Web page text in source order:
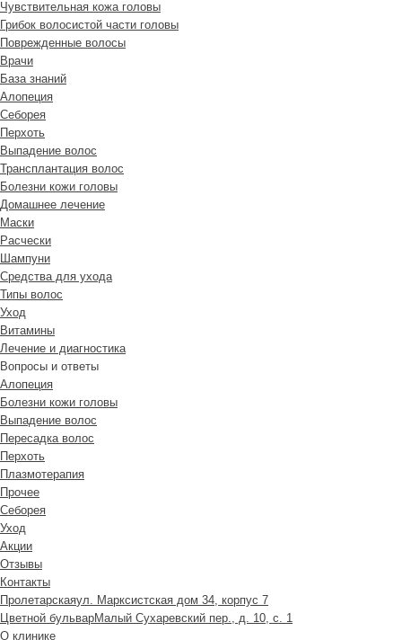
Чувствительная кожа головы
Грибок волосистой части головы
Поврежденные волосы
Врачи
База знаний
Алопеция
Себорея
Перхоть
Выпадение волос
Трансплантация волос
Болезни кожи головы
Домашнее лечение
Маски
Расчески
Шампуни
Средства для ухода
Типы волос
Уход
Витамины
Лечение и диагностика
Вопросы и ответы
Алопеция
Болезни кожи головы
Выпадение волос
Пересадка волос
Перхоть
Плазмотерапия
Прочее
Себорея
Уход
Акции
Отзывы
Контакты
Пролетарскаяул. Марксистская дом 34, корпус 7
Цветной бульварМалый Сухаревский пер., д. 10, с. 1
О клинике